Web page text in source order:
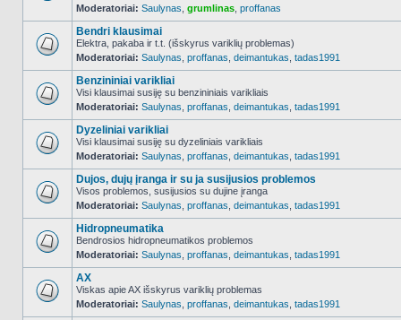
NO_UNREAD_POSTS
Moderatoriai: Saulynas grumlinas proffanas
NO_UNREAD_POSTS
Bendri klausimai
Elektra, pakaba ir t.t. (išskyrus variklių problemas)
Moderatoriai: Saulynas proffanas deimantukas tadas1991
NO_UNREAD_POSTS
Benzininiai varikliai
Visi klausimai susiję su benzininiais varikliais
Moderatoriai: Saulynas proffanas deimantukas tadas1991
NO_UNREAD_POSTS
Dyzeliniai varikliai
Visi klausimai susiję su dyzeliniais varikliais
Moderatoriai: Saulynas proffanas deimantukas tadas1991
NO_UNREAD_POSTS
Dujos, dujų įranga ir su ja susijusios problemos
Visos problemos, susijusios su dujine įranga
Moderatoriai: Saulynas proffanas deimantukas tadas1991
NO_UNREAD_POSTS
Hidropneumatika
Bendrosios hidropneumatikos problemos
Moderatoriai: Saulynas proffanas deimantukas tadas1991
NO_UNREAD_POSTS
AX
Viskas apie AX išskyrus variklių problemas
Moderatoriai: Saulynas proffanas deimantukas tadas1991